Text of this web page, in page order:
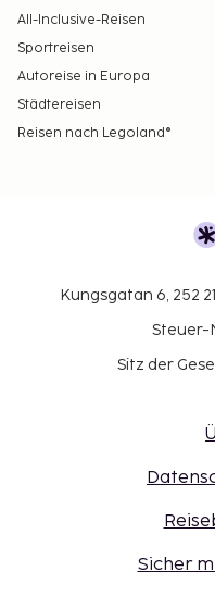
All-Inclusive-Reisen
Sportreisen
Autoreise in Europa
Städtereisen
Reisen nach Legoland®
Kungsgatan 6, 252
Steuer-
Sitz der
Sicher